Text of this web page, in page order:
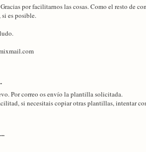
por facilitarnos las cosas. Como el resto de
es posible.
Por correo os envío la plantilla solicitada.
si necesitais copiar otras plantillas, intentar